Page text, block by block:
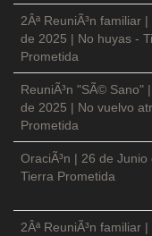
2Âª ReuniÃ³n familiar
de 2025 | No huyas -
Prometida
ReuniÃ³n "SÃ© Sano"
de 2025 | No vuelvo
Prometida
OraciÃ³n | 26 de Junio
Tierra Prometida
2Âª ReuniÃ³n familiar